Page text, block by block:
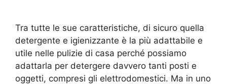
Tra tutte le sue caratteristiche, di sicuro quella
detergente e igienizzante è la più adattabile e
utile nelle pulizie di casa perché possiamo
adattarla per detergere davvero tanti posti e
oggetti, compresi gli elettrodomestici. Ma in uno